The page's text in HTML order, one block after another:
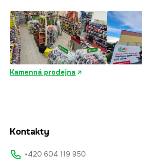
Kamenná prodejna
Kontakty
+420 604 119 950